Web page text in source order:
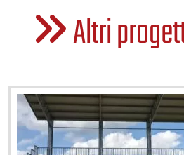
Altri